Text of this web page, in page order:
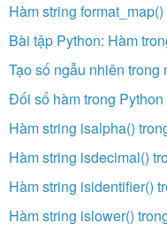
Hàm string
Bài tập Python: Hàm
Tạo số ngẫu nhiên trong
Đối số hàm trong Python
Hàm string isalpha()
Hàm string isdecimal()
Hàm string isidentifier()
Hàm string islower()